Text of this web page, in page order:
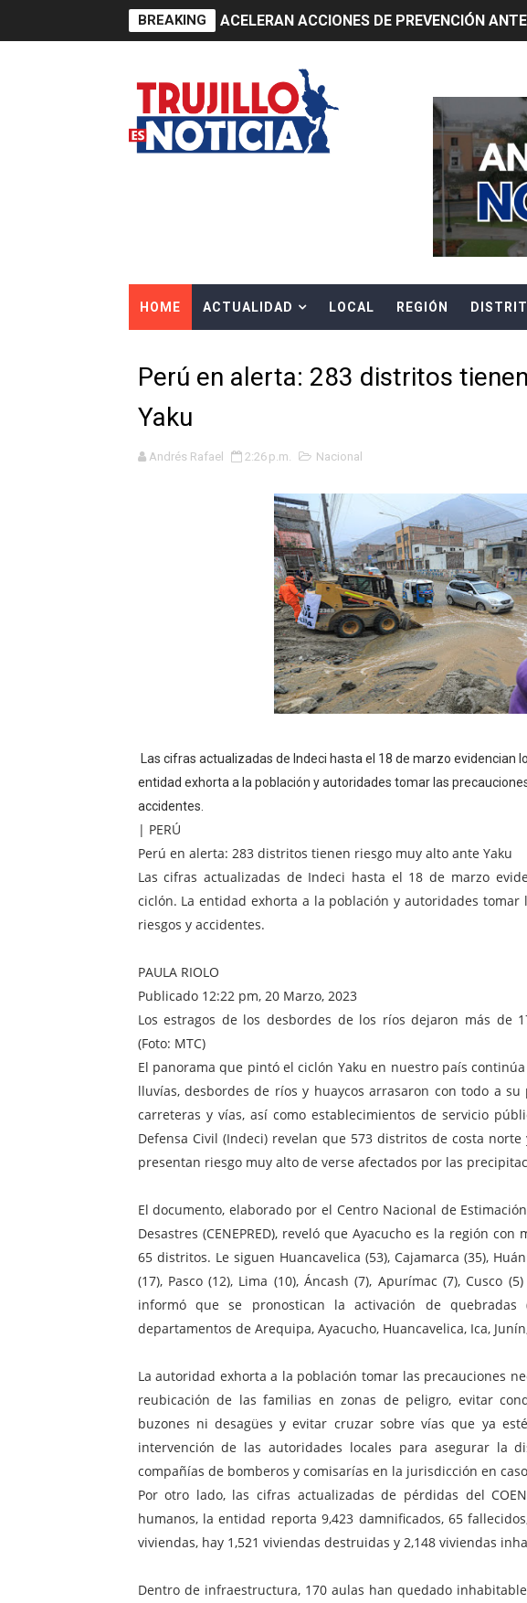
BREAKING ACELERAN ACCIONES DE PREVENCIÓN
HIDRANDINA: ACTUALIZA TUS DATOS
ADAS: QUEDAN MENOS DE 90 DÍAS PARA
Construye Experto de Cementos
OSIPTEL frente a robo de celulares:
HIDRANDINA ALERTA SOBRE FALSOS
HIDRANDINA ADVIERTE SOBRE EL
HASTA EL 2 DE AGOSTO TIENEN PLAZO
Caja Arequipa lanza tercera edición del
Tres de cada cuatro atenciones del
OSIPTEL: nueve de cada 10 atenciones a
GEANMARCO QUEZADA PRESTÓ
14 COLEGIOS DE TRUJILLO Y VIRÚ BUSCAN
¿Viajas por Fiestas Patrias? Así puedes
JAMES PÉREZ ASEGURA QUE EN SUS
MÁS DE 12 MIL USUARIOS QUEDARON SIN
¿Viajas por fiestas patrias? OSIPTEL
REGULARIZA TUS DEUDAS POR VIDEO
HIDRANDINA: POR FIESTAS PATRIAS
La Universidad de Piura comparte su
Cuatro iniciativas del OSIPTEL alcanzaron
HOME ACTUALIDAD LOCAL REGIÓN
Perú en alerta: 283 distritos
Yaku
Andrés Rafael 2:26 p.m. Nacional
Las cifras actualizadas de Indeci hasta el 18 de marzo evidencian
entidad exhorta a la población y autoridades tomar las
accidentes.
| PERÚ
Perú en alerta: 283 distritos tienen riesgo muy alto ante Yaku
Las cifras actualizadas de Indeci hasta el 18 de marzo
ciclón. La entidad exhorta a la población y autoridades tomar
riesgos y accidentes.
PAULA RIOLO
Publicado 12:22 pm, 20 Marzo, 2023
Los estragos de los desbordes de los ríos dejaron más de
(Foto: MTC)
El panorama que pintó el ciclón Yaku en nuestro país
lluvías, desbordes de ríos y huaycos arrasaron con todo a
carreteras y vías, así como establecimientos de servicio
Defensa Civil (Indeci) revelan que 573 distritos de costa
presentan riesgo muy alto de verse afectados por las
El documento, elaborado por el Centro Nacional de
Desastres (CENEPRED), reveló que Ayacucho es la región
65 distritos. Le siguen Huancavelica (53), Cajamarca (35),
(17), Pasco (12), Lima (10), Áncash (7), Apurímac (7), Cusco
informó que se pronostican la activación de
departamentos de Arequipa, Ayacucho, Huancavelica, Ica,
La autoridad exhorta a la población tomar las precauciones
reubicación de las familias en zonas de peligro, evitar
buzones ni desagües y evitar cruzar sobre vías que ya
intervención de las autoridades locales para asegurar la
compañías de bomberos y comisarías en la jurisdicción en
Por otro lado, las cifras actualizadas de pérdidas del
humanos, la entidad reporta 9,423 damnificados, 65
viviendas, hay 1,521 viviendas destruidas y 2,148 viviendas
Dentro de infraestructura, 170 aulas han quedado